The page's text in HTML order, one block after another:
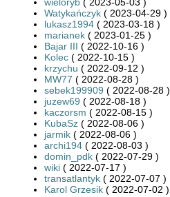
Watykańczyk ( 2023-04-29 )
lukasz1994 ( 2023-03-18 )
marianek ( 2023-01-25 )
Bajar III ( 2022-10-16 )
Kolec ( 2022-10-15 )
krzychu ( 2022-09-12 )
MW77 ( 2022-08-28 )
sebek199909 ( 2022-08-28 )
juzew69 ( 2022-08-18 )
kaczorsm ( 2022-08-15 )
KubaSz ( 2022-08-06 )
jarmik ( 2022-08-06 )
archi194 ( 2022-08-03 )
domin_pdk ( 2022-07-29 )
wiki ( 2022-07-17 )
transatlantyk ( 2022-07-07 )
Karol Grzesik ( 2022-07-02 )